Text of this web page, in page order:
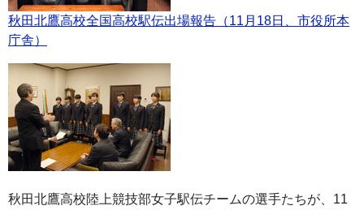
秋田北鷹高校全国高校駅伝出場報告（11月18日、市役所本
庁舎）
秋田北鷹高校陸上競技部女子駅伝チームの選手たちが、11